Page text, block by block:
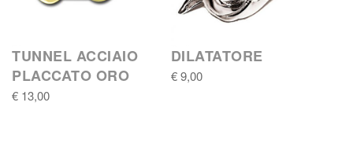
TUNNEL ACCIAIO
PLACCATO ORO
€ 13,00
DILATATORE
€ 9,00